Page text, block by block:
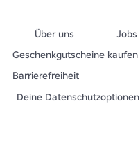
Über uns Jobs
Geschenkgutscheine kaufen
Barrierefreiheit
Deine Datenschutzoptionen